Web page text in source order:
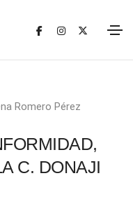
Romero Pérez
C. DONAJI